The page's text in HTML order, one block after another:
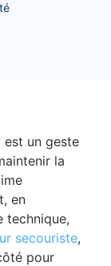
est un geste
la
en
technique,
secouriste,
pour